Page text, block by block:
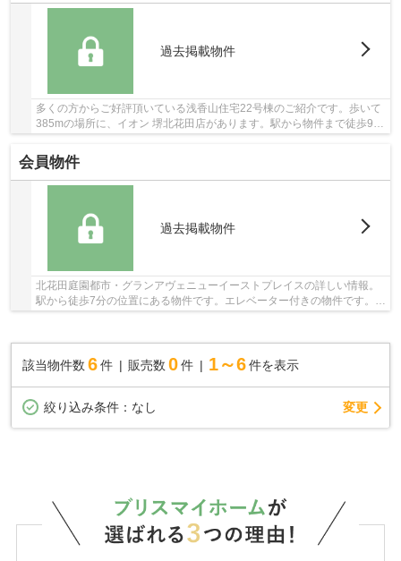
過去掲載物件
多くの方からご好評頂いている浅香山住宅22号棟のご紹介です。歩いて
385mの場所に、イオン 堺北花田店があります。駅から物件まで徒歩9分
会員物件
過去掲載物件
北花田庭園都市・グランアヴェニューイーストプレイスの詳しい情報。
駅から徒歩7分の位置にある物件です。エレベーター付きの物件です。多
該当物件数 6件 販売数 0 件 1～6 件を表示
絞り込み条件： なし 変更